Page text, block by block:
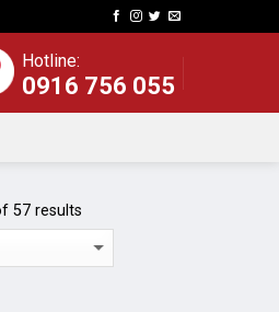
Hotline:
0916 756 055
57 results